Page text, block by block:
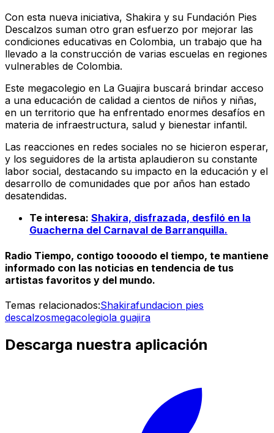
Con esta nueva iniciativa, Shakira y su Fundación Pies
Descalzos suman otro gran esfuerzo por mejorar las
condiciones educativas en Colombia, un trabajo que ha
llevado a la construcción de varias escuelas en regiones
vulnerables de Colombia.
Este megacolegio en La Guajira buscará brindar acceso
a una educación de calidad a cientos de niños y niñas,
en un territorio que ha enfrentado enormes desafíos en
materia de infraestructura, salud y bienestar infantil.
Las reacciones en redes sociales no se hicieron esperar,
y los seguidores de la artista aplaudieron su constante
labor social, destacando su impacto en la educación y el
desarrollo de comunidades que por años han estado
desatendidas.
Te interesa: Shakira, disfrazada, desfiló en la
Guacherna del Carnaval de Barranquilla.
Radio Tiempo, contigo toooodo el tiempo, te mantiene
informado con las noticias en tendencia de tus
artistas favoritos y del mundo.
Temas relacionados:Shakirafundacion pies
descalzosmegacolegiola guajira
Descarga nuestra aplicación